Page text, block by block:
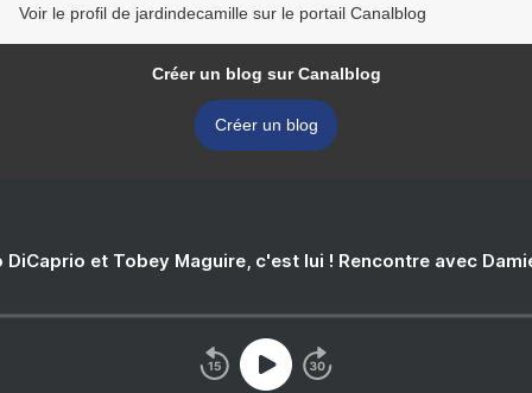
Voir le profil de jardindecamille sur le portail Canalblog
Créer un blog sur Canalblog
Créer un blog
DiCaprio et Tobey Maguire, c'est lui ! Rencontre avec